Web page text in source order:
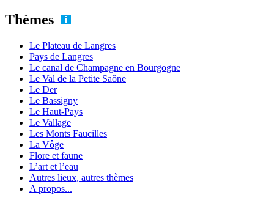
Thèmes
Le Plateau de Langres
Pays de Langres
Le canal de Champagne en Bourgogne
Le Val de la Petite Saône
Le Der
Le Bassigny
Le Haut-Pays
Le Vallage
Les Monts Faucilles
La Vôge
Flore et faune
L’art et l’eau
Autres lieux, autres thèmes
A propos...